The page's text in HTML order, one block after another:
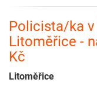
Policista/ka
Litoměřice -
Kč
Litoměřice